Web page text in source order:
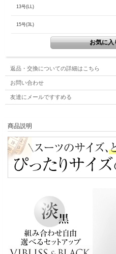
13号(LL)
15号(3L)
返品・交換についての詳細はこちら
お問い合わせ
友達にメールですすめる
商品説明